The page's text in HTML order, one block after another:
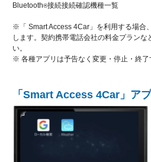
Bluetooth®接続接続確認機種一覧
※「 Smart Access 4Car」を利用する場合
します。契約携帯電話会社の料金プランな
い。
※ 各種アプリは予告なく変更・停止・終了
「Smart Access 4Car」ア